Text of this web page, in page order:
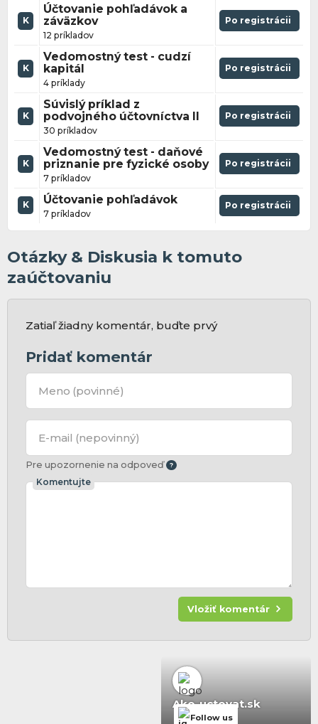
K
Účtovanie pohľadávok a
záväzkov
12 príkladov
Po registrácii
K
Vedomostný test - cudzí
kapitál
4 príklady
Po registrácii
K
Súvislý príklad z
podvojného účtovníctva II
30 príkladov
Po registrácii
K
Vedomostný test - daňové
priznanie pre fyzické osoby
7 príkladov
Po registrácii
K Účtovanie pohľadávok
7 príkladov
Po registrácii
Otázky & Diskusia k tomuto
zaúčtovaniu
Zatiaľ žiadny komentár, buďte prvý
Pridať komentár
Meno (povinné)
E-mail (nepovinný)
Pre upozornenie na odpoveď
Komentujte
Vložiť komentár
Ako-uctovat.sk
Follow us